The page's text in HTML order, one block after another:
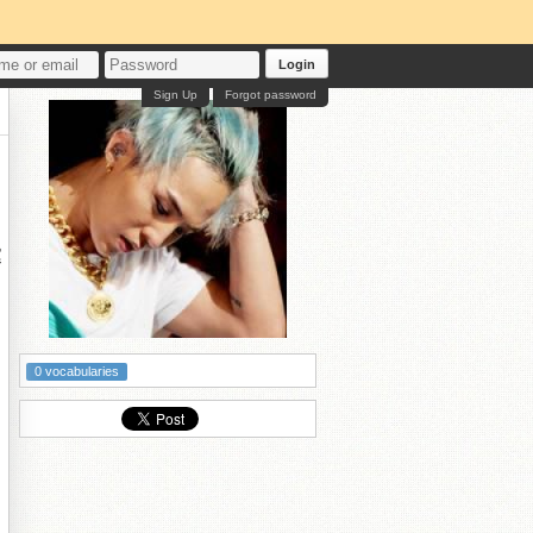
Login
Forgot password
Sign Up
0 vocabularies